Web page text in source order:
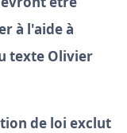
à l'aide à
texte Olivier
de loi exclut